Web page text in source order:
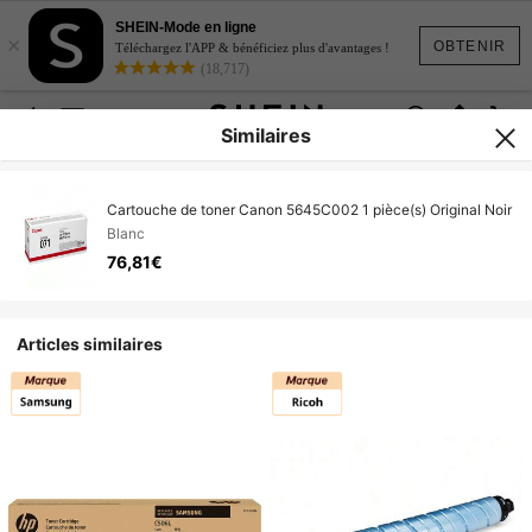
OBTENIR
×
SHEIN-Mode en ligne
Téléchargez l'APP & bénéficiez plus d'avantages !
(18,717)
Similaires
Cartouche de toner Canon 5645C002 1 pièce(s) Original Noir
Blanc
76,81€
Articles similaires